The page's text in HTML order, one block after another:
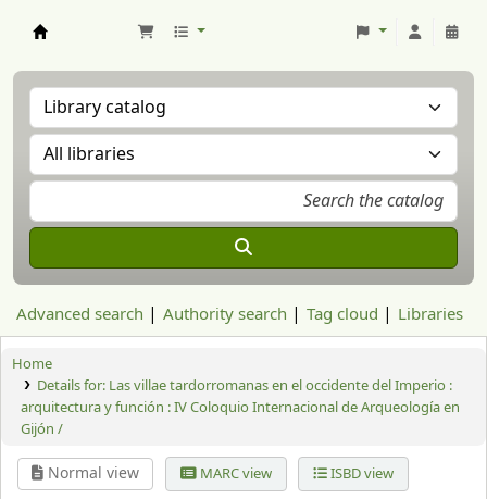
Advanced search Authority search Tag cloud Libraries
Home
Details for: Las villae tardorromanas en el occidente del Imperio :
arquitectura y función : IV Coloquio Internacional de Arqueología en
Gijón /
Normal view MARC view ISBD view